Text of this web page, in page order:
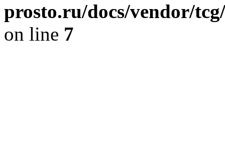
prosto.ru/docs/vendor/
on line 7